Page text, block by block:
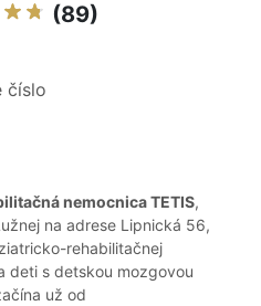
(89)
číslo
nemocnica TETIS,
na adrese Lipnická 56,
rehabilitačnej
deti s detskou mozgovou
už od